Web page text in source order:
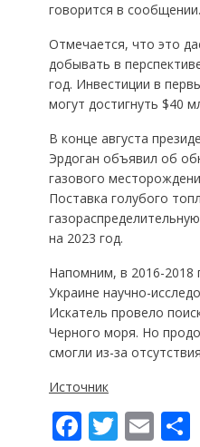
говорится в сообщении.
Отмечается, что это
добывать в
год. Инвестиции в
могут достигнуть $40
В конце августа
Эрдоган объявил об
газового
Поставка голубого
на 2023 год.
Напомним, в 2016-2018
Украине научно-
Искатель провело
Черного моря. Но
смогли из-за
Источник
F T E П